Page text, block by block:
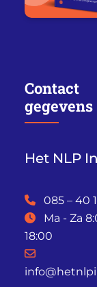
Contact
gegevens
Het NLP
085 – 40
Ma - Za
18:00